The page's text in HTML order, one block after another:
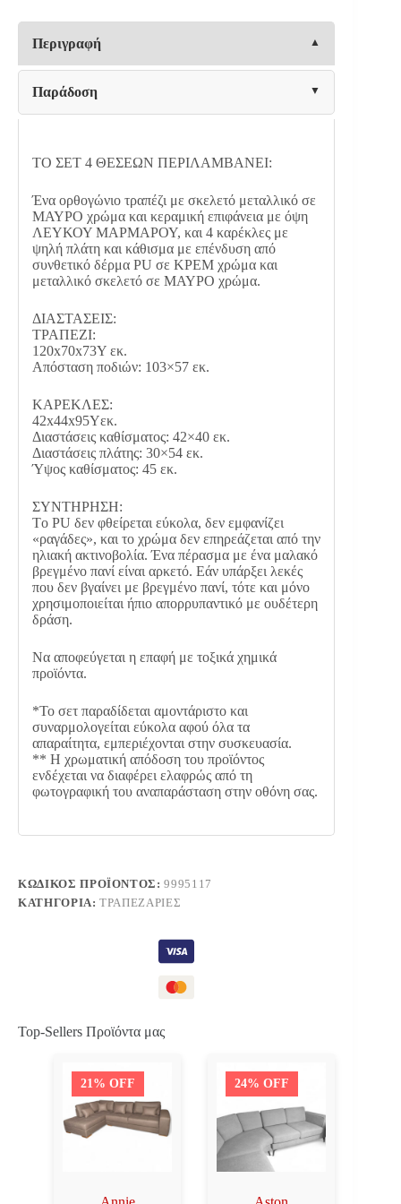
ΚΕΡΑΜΙΚΟ
TOP
ΛΕΥΚΟ
ΜΑΡΜΑΡΟ-
PU
ποσότητα
Περιγραφή
Παράδοση
ΤΟ ΣΕΤ 4 ΘΕΣΕΩΝ ΠΕΡΙΛΑΜΒΑΝΕΙ:
Ένα ορθογώνιο τραπέζι με σκελετό μεταλλικό σε
ΜΑΥΡΟ χρώμα και κεραμική επιφάνεια με όψη
ΛΕΥΚΟΥ ΜΑΡΜΑΡΟΥ, και 4 καρέκλες με
ψηλή πλάτη και κάθισμα με επένδυση από
συνθετικό δέρμα PU σε ΚΡΕΜ χρώμα και
μεταλλικό σκελετό σε ΜΑΥΡΟ χρώμα.
ΔΙΑΣΤΑΣΕΙΣ:
ΤΡΑΠΕΖΙ:
120x70x73Υ εκ.
Απόσταση ποδιών: 103×57 εκ.
ΚΑΡΕΚΛΕΣ:
42x44x95Yεκ.
Διαστάσεις καθίσματος: 42×40 εκ.
Διαστάσεις πλάτης: 30×54 εκ.
Ύψος καθίσματος: 45 εκ.
ΣΥΝΤΗΡΗΣΗ:
Tο PU δεν φθείρεται εύκολα, δεν εμφανίζει
«ραγάδες», και το χρώμα δεν επηρεάζεται από την
ηλιακή ακτινοβολία. Ένα πέρασμα με ένα μαλακό
βρεγμένο πανί είναι αρκετό. Εάν υπάρξει λεκές
που δεν βγαίνει με βρεγμένο πανί, τότε και μόνο
χρησιμοποιείται ήπιο απορρυπαντικό με ουδέτερη
δράση.
Να αποφεύγεται η επαφή με τοξικά χημικά
προϊόντα.
*To σετ παραδίδεται αμοντάριστο και
συναρμολογείται εύκολα αφού όλα τα
απαραίτητα, εμπεριέχονται στην συσκευασία.
** Η χρωματική απόδοση του προϊόντος
ενδέχεται να διαφέρει ελαφρώς από τη
φωτογραφική του αναπαράσταση στην οθόνη σας.
ΚΩΔΙΚΌΣ ΠΡΟΪΌΝΤΟΣ:9995117
ΚΑΤΗΓΟΡΊΑ:ΤΡΑΠΕΖΑΡΊΕΣ
Top-Sellers Προϊόντα μας
21% OFF 24% OFF